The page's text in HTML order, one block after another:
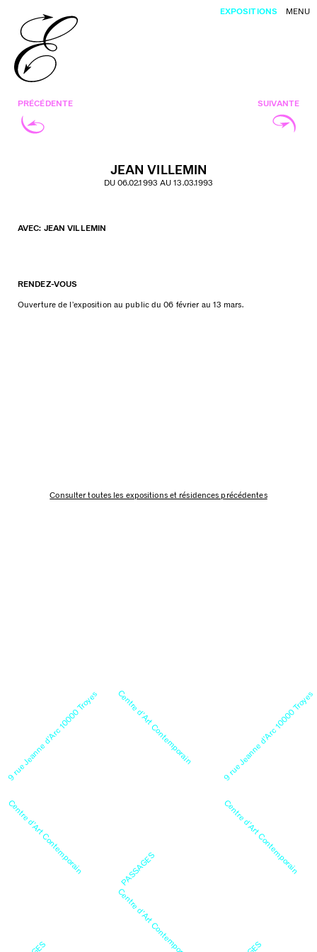
MENU
EXPOSITIONS
PRÉCÉDENTE SUIVANTE
JEAN VILLEMIN
DU 06.02.1993 AU 13.03.1993
AVEC: JEAN VILLEMIN
RENDEZ-VOUS
Ouverture de l’exposition au public du 06 février au 13 mars.
Consulter toutes les expositions et résidences précédentes
9 rue Jeanne d’Arc 10000 Troyes
Centre d’Art Contemporain
Centre d’Art Contemporain
PASSAGES
Centre d’Art Contemporain
9 rue Jeanne d’Arc 10000 Troyes
Centre d’Art Contemporain